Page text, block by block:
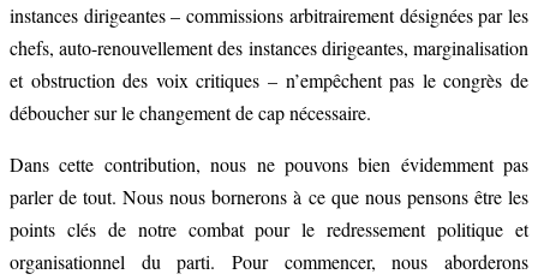
instances dirigeantes – commissions arbitrairement désignées par les
chefs, auto-renouvellement des instances dirigeantes, marginalisation
et obstruction des voix critiques – n’empêchent pas le congrès de
déboucher sur le changement de cap nécessaire.
Dans cette contribution, nous ne pouvons bien évidemment pas
parler de tout. Nous nous bornerons à ce que nous pensons être les
points clés de notre combat pour le redressement politique et
organisationnel du parti. Pour commencer, nous aborderons